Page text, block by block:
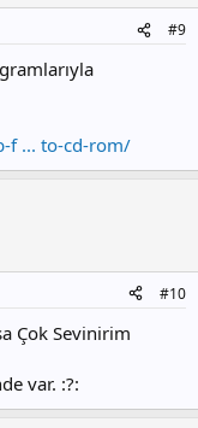
#9
f ... to-cd-rom/
#10
Çok Sevinirim
var. :?: